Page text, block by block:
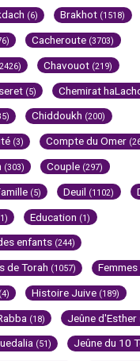
(6) Brakhot (1518)
Cacheroute (3703)
Chavouot (219)
(5) Chemirat
Chiddoukh (200)
(3) Compte du Omer
(303) Couple (297)
(5) Deuil (1102)
Education (1)
enfants (244)
de Torah (1057) Femmes
(4) Histoire Juive (189)
(18) Jeûne d'Esther
(51) Jeûne du 10